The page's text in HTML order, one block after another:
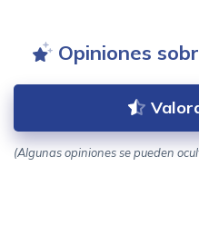
Opiniones
(Algunas opiniones se pueden